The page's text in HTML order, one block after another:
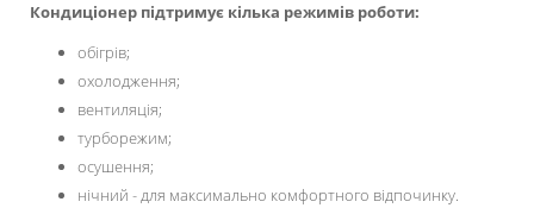
Кондиціонер підтримує кілька режимів роботи:
обігрів;
охолодження;
вентиляція;
турборежим;
осушення;
нічний - для максимально комфортного відпочинку.